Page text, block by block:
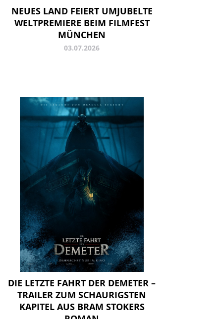
NEUES LAND FEIERT UMJUBELTE
WELTPREMIERE BEIM FILMFEST
MÜNCHEN
03.07.2026
DIE LETZTE FAHRT DER DEMETER –
TRAILER ZUM SCHAURIGSTEN
KAPITEL AUS BRAM STOKERS